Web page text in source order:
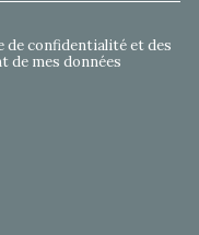
de confidentialité et des
mes données